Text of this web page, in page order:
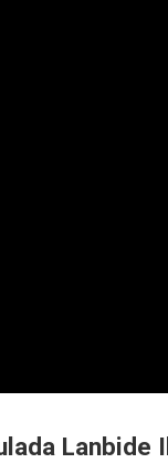
Lanbide